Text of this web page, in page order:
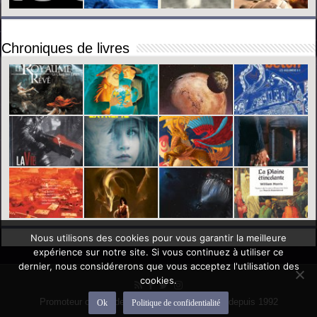
Chroniques de livres
Promoteur officiel des mondes de l'imaginaire depuis 1992
Nous utilisons des cookies pour vous garantir la meilleure
expérience sur notre site. Si vous continuez à utiliser ce
dernier, nous considérerons que vous acceptez l'utilisation des
cookies.
Ok Politique de confidentialité